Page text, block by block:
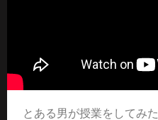
とある男が授業をしてみた